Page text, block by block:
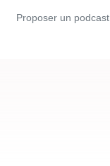
Proposer un podcast